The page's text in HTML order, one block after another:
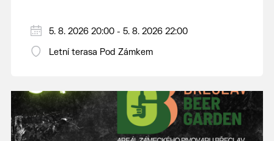
5. 8. 2026 20:00 - 5. 8. 2026 22:00
Letní terasa Pod Zámkem